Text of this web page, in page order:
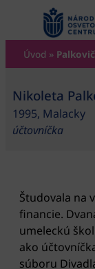
content
Úvod »
Nikoleta
1995, Malacky
účtovníčka
Študovala na
financie.
umeleckú
ako
súboru